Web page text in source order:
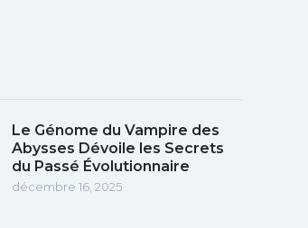
Le Génome du Vampire des
Abysses Dévoile les Secrets
du Passé Évolutionnaire
décembre 16, 2025